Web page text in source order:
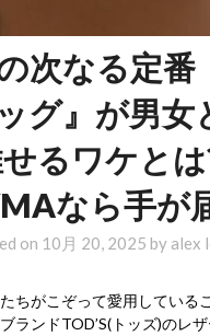
次なる定番
グ』が男女
るワケとは
なら手が
on 10月 20, 2025 by alex
ちがこぞって愛用している
ランドTOD’S(トッズ)のレザ